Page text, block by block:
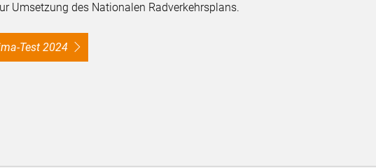
Umsetzung des Nationalen Radverkehrsplans.
Test 2024